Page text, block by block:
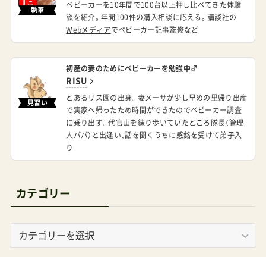
執筆
ベビーカーを10年間で100台以上押し比べてきた体験
談を紹介。年間100件の購入相談に応える。講談社の
Webメディア でベビーカー記事監修など
見習い
初産の妻のためにベビーカーを勉強中♂
RISU
とあるリス園の出身。妻メーサが少し早めの里帰り出産
で実家へ帰ったため時間ができたのでベビーカー調査
に乗り出す。代官山を練り歩いていたところ隊長（管理
人パパ）と出逢い、話を聞くうちに感銘を受けて弟子入
り
カテゴリー